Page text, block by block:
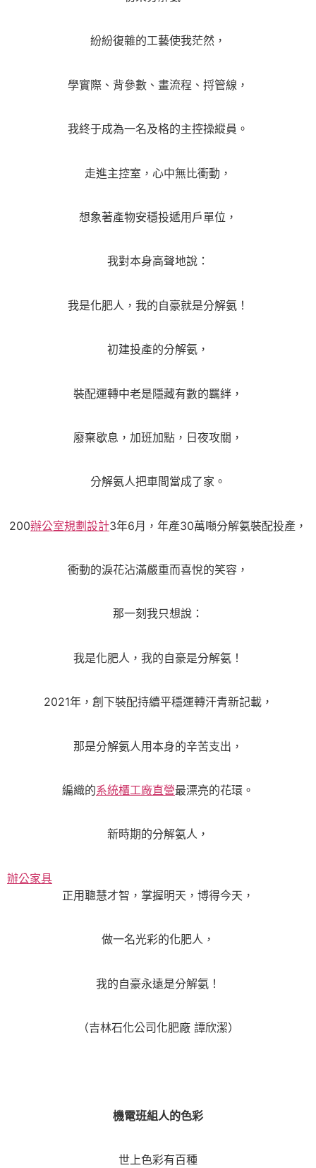
紛紛復雜的工藝使我茫然，
學實際、背參數、畫流程、捋管線，
我終于成為一名及格的主控操縱員。
走進主控室，心中無比衝動，
想象著產物安穩投遞用戶單位，
我對本身高聲地說：
我是化肥人，我的自豪就是分解氨！
初建投產的分解氨，
裝配運轉中老是隱藏有數的羈絆，
廢棄歇息，加班加點，日夜攻關，
分解氨人把車間當成了家。
200辦公室規劃設計3年6月，年產30萬噸分解氨裝配投產，
衝動的淚花沾滿嚴重而喜悅的笑容，
那一刻我只想說：
我是化肥人，我的自豪是分解氨！
2021年，創下裝配持續平穩運轉汗青新記載，
那是分解氨人用本身的辛苦支出，
編織的系統櫃工廠直營最漂亮的花環。
新時期的分解氨人，
辦公家具
正用聰慧才智，掌握明天，博得今天，
做一名光彩的化肥人，
我的自豪永遠是分解氨！
（吉林石化公司化肥廠 譚欣潔）
機電班組人的色彩
世上色彩有百種